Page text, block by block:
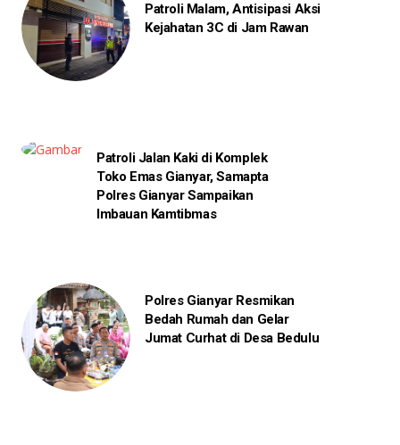
Patroli Malam, Antisipasi Aksi
Kejahatan 3C di Jam Rawan
Patroli Jalan Kaki di Komplek
Toko Emas Gianyar, Samapta
Polres Gianyar Sampaikan
Imbauan Kamtibmas
Polres Gianyar Resmikan
Bedah Rumah dan Gelar
Jumat Curhat di Desa Bedulu